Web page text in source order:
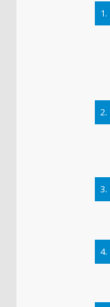
1.
2.
3.
4.